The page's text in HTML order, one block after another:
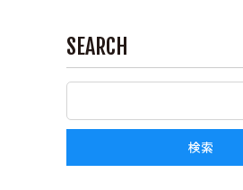
SEARCH